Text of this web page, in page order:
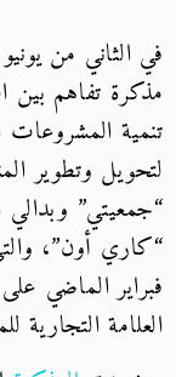
في الثاني من
مذكرة تفاهم بين
تنمية المشروعات
لتحويل وتطوير
“جمعيتي”
“كاري أون”،
فبراير الماضي
العلامة التجارية